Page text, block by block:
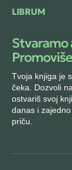
LIBRUM
Stvaramo
Tvoja knjiga je
čeka. Dozvoli
ostvariš svoj
danas i
priču.